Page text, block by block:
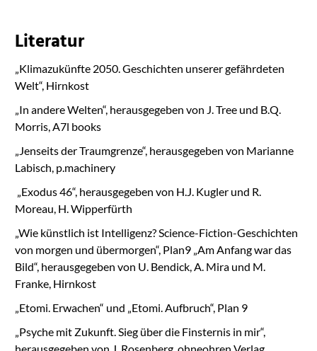
Literatur
„Klimazukünfte 2050. Geschichten unserer gefährdeten
Welt“, Hirnkost
„In andere Welten“, herausgegeben von J. Tree und B.Q.
Morris, A7l books
„Jenseits der Traumgrenze“, herausgegeben von Marianne
Labisch, p.machinery
„Exodus 46“, herausgegeben von H.J. Kugler und R.
Moreau, H. Wipperfürth
„Wie künstlich ist Intelligenz? Science-Fiction-Geschichten
von morgen und übermorgen“, Plan9 „Am Anfang war das
Bild“, herausgegeben von U. Bendick, A. Mira und M.
Franke, Hirnkost
„Etomi. Erwachen“ und „Etomi. Aufbruch“, Plan 9
„Psyche mit Zukunft. Sieg über die Finsternis in mir“,